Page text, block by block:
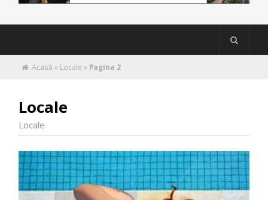
Acasă » Locale » Pagina 2
Locale
Locale